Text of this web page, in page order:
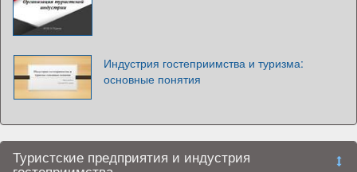
Индустрия гостеприимства и туризма:
основные понятия
Туристские предприятия и индустрия